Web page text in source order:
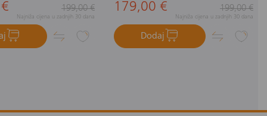
199,00 €
Najniža cijena u zadnjih 30 dana
179,00 € 199,00 €
Najniža cijena u zadnjih 30 dana
Dodaj